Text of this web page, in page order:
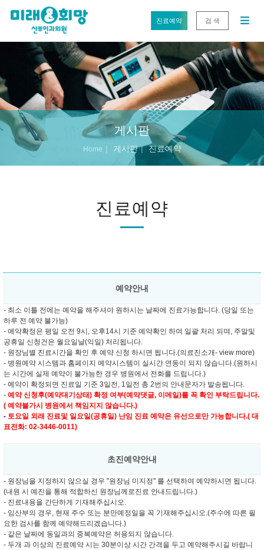
진료예약 검 색
게시판
Home 게시판 진료예약
진료예약
예약안내
- 최소 이틀 전에는 예약을 해주셔야 원하시는 날짜에 진료가능합니다. (당일 또는
하루 전 예약 불가능)
- 예약확정은 평일 오전 9시, 오후14시 기준 예약확인 하여 일괄 처리 되며, 주말및
공휴일 신청건은 월요일날(익일) 처리됩니다.
- 원장님별 진료시간을 확인 후 예약 신청 하시면 됩니다.(의료진소개- view more)
- 병원예약 시스템과 홈페이지 예약시스템이 실시간 연동이 되지 않습니다.(원하시
는 시간에 실제 예약이 불가능한 경우 병원에서 전화를 드립니다.)
- 예약이 확정되면 진료일 기준 3일전, 1일전 총 2번의 안내문자가 발송됩니다.
- 예약 신청후(예약대기상태) 확정 여부(예약댓글, 이메일)를 꼭 확인 부탁드립니다.
( 예약불가시 병원에서 책임지지 않습니다.)
- 토요일 외래 진료및 일요일(공휴일) 난임 진료 예약은 유선으로만 가능합니다.( 대
표전화: 02-3446-0011)
초진예약안내
- 원장님을 지정하지 않으실 경우 "원장님 미지정" 를 선택하여 예약하시면 됩니다.
(내원 시 예진을 통해 적합하신 원장님께로진료 안내드립니다.)
- 진료내용을 간단하게 기재해주십시오.
- 임산부의 경우, 현재 주수 또는 분만예정일을 꼭 기재해주십시오.(주수에 따른 필
요한 검사를 함께 예약해드리겠습니다.)
- 같은 날짜에 동일과의 중복예약은 허용되지 않습니다.
- 두개 과 이상의 진료예약 시는 30분이상 시간 간격을 두고 예약해주시길 바랍니